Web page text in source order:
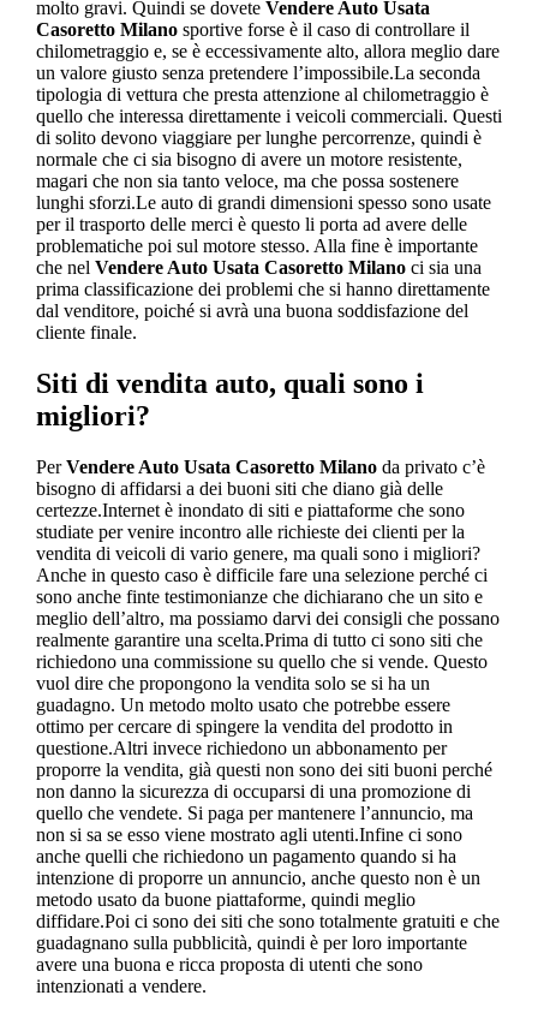
molto gravi. Quindi se dovete Vendere Auto Usata
Casoretto Milanosportive forse è il caso di controllare il
chilometraggio e, se è eccessivamente alto, allora meglio dare
un valore giusto senza pretendere l’impossibile.La seconda
tipologia di vettura che presta attenzione al chilometraggio è
quello che interessa direttamente i veicoli commerciali. Questi
di solito devono viaggiare per lunghe percorrenze, quindi è
normale che ci sia bisogno di avere un motore resistente,
magari che non sia tanto veloce, ma che possa sostenere
lunghi sforzi.Le auto di grandi dimensioni spesso sono usate
per il trasporto delle merci è questo li porta ad avere delle
problematiche poi sul motore stesso. Alla fine è importante
che nel Vendere Auto Usata Casoretto Milanoci sia una
prima classificazione dei problemi che si hanno direttamente
dal venditore, poiché si avrà una buona soddisfazione del
cliente finale.
Siti di vendita auto, quali sono i
migliori?
PerVendere Auto Usata Casoretto Milanoda privato c’è
bisogno di affidarsi a dei buoni siti che diano già delle
certezze.Internet è inondato di siti e piattaforme che sono
studiate per venire incontro alle richieste dei clienti per la
vendita di veicoli di vario genere, ma quali sono i migliori?
Anche in questo caso è difficile fare una selezione perché ci
sono anche finte testimonianze che dichiarano che un sito e
meglio dell’altro, ma possiamo darvi dei consigli che possano
realmente garantire una scelta.Prima di tutto ci sono siti che
richiedono una commissione su quello che si vende. Questo
vuol dire che propongono la vendita solo se si ha un
guadagno. Un metodo molto usato che potrebbe essere
ottimo per cercare di spingere la vendita del prodotto in
questione.Altri invece richiedono un abbonamento per
proporre la vendita, già questi non sono dei siti buoni perché
non danno la sicurezza di occuparsi di una promozione di
quello che vendete. Si paga per mantenere l’annuncio, ma
non si sa se esso viene mostrato agli utenti.Infine ci sono
anche quelli che richiedono un pagamento quando si ha
intenzione di proporre un annuncio, anche questo non è un
metodo usato da buone piattaforme, quindi meglio
diffidare.Poi ci sono dei siti che sono totalmente gratuiti e che
guadagnano sulla pubblicità, quindi è per loro importante
avere una buona e ricca proposta di utenti che sono
intenzionati a vendere.